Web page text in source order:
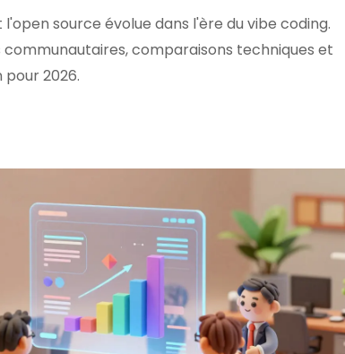
source évolue dans l'ère du vibe coding.
communautaires, comparaisons techniques et
2026.